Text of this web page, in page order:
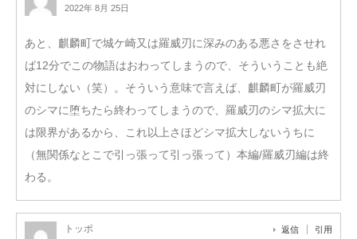
2022年 8月 25日
あと、麒麟町で城ケ崎又は羅威刃に深みのある悪さをさせれ
ば12分でこの物語はおわってしまうので、そういうことも絶
対にしない（笑）。そういう意味で言えば、麒麟町が羅威刃
のシマに堕ちたら終わってしまうので、羅威刃のシマ拡大に
は限界があるから、これ以上さほどシマ拡大しないうちに
（無関係なとこで引っ張って引っ張って）本編/羅威刃編は終
わる。
トッポ 返信 引用